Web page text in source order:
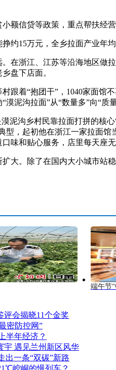
信贷等政策，重点帮扶经营
15万元，全乡拉面产业年均
浙江、江苏等沿海地区做拉
盘下店面。
着“抱团干”，1040家面馆
泥沟拉面”从“数量多”向“质
沟乡村民靠拉面打拼的核心
型，起初他在浙江一家拉面
味和贴心服务，店里每天座
。除了在国内大小城市站稳
端午节
评会揭晓11个金奖
密防控网”
半年经济？
宇 遇见兰州新区风华
出一条“双碳”新路
崆峒的慢列车？